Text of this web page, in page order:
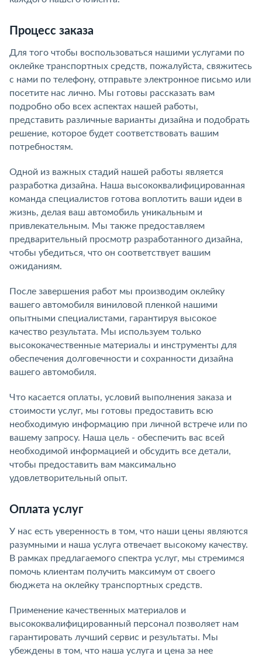
Процесс заказа
Для того чтобы воспользоваться нашими услугами по
оклейке транспортных средств, пожалуйста, свяжитесь
с нами по телефону, отправьте электронное письмо или
посетите нас лично. Мы готовы рассказать вам
подробно обо всех аспектах нашей работы,
представить различные варианты дизайна и подобрать
решение, которое будет соответствовать вашим
потребностям.
Одной из важных стадий нашей работы является
разработка дизайна. Наша высококвалифицированная
команда специалистов готова воплотить ваши идеи в
жизнь, делая ваш автомобиль уникальным и
привлекательным. Мы также предоставляем
предварительный просмотр разработанного дизайна,
чтобы убедиться, что он соответствует вашим
ожиданиям.
После завершения работ мы производим оклейку
вашего автомобиля виниловой пленкой нашими
опытными специалистами, гарантируя высокое
качество результата. Мы используем только
высококачественные материалы и инструменты для
обеспечения долговечности и сохранности дизайна
вашего автомобиля.
Что касается оплаты, условий выполнения заказа и
стоимости услуг, мы готовы предоставить всю
необходимую информацию при личной встрече или по
вашему запросу. Наша цель - обеспечить вас всей
необходимой информацией и обсудить все детали,
чтобы предоставить вам максимально
удовлетворительный опыт.
Оплата услуг
У нас есть уверенность в том, что наши цены являются
разумными и наша услуга отвечает высокому качеству.
В рамках предлагаемого спектра услуг, мы стремимся
помочь клиентам получить максимум от своего
бюджета на оклейку транспортных средств.
Применение качественных материалов и
высококвалифицированный персонал позволяет нам
гарантировать лучший сервис и результаты. Мы
убеждены в том, что наша услуга и цена за нее